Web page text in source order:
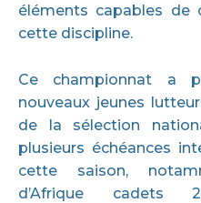
éléments capables de
cette discipline.
Ce championnat a
nouveaux jeunes
de la sélection
plusieurs échéances
cette saison,
d’Afrique cadets